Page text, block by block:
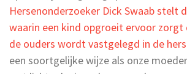
Hersenonderzoeker Dick Swaab stelt
waarin een kind opgroeit ervoor zorgt
de ouders wordt vastgelegd in de
een soortgelijke wijze als onze